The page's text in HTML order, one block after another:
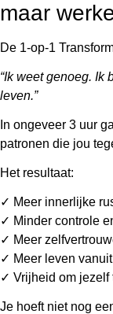
maar
De 1-op-1
“Ik weet genoeg. Ik
leven.”
In ongeveer 3 uur
patronen die jou
Het resultaat:
✓ Meer innerlijke
✓ Minder controle
✓ Meer
✓ Meer leven
✓ Vrijheid om jezelf
Je hoeft niet nog